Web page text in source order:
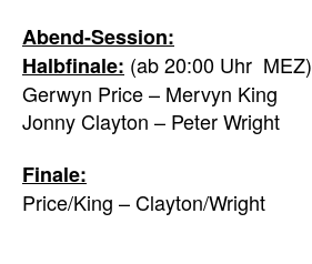
Abend-Session:
Halbfinale: (ab 20:00 Uhr MEZ)
Gerwyn Price – Mervyn King
Jonny Clayton – Peter Wright
Finale:
Price/King – Clayton/Wright